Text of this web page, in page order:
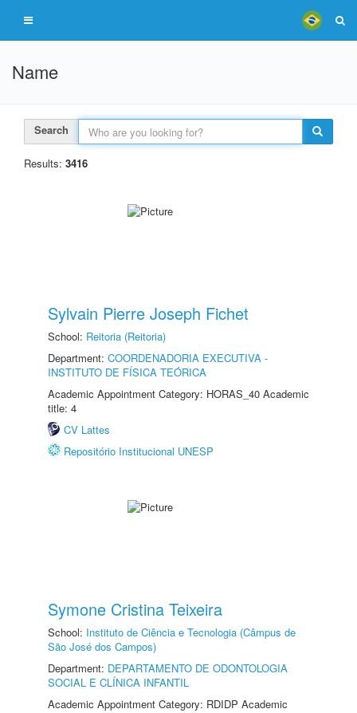
Name
Search
Results: 3416
Sylvain Pierre Joseph Fichet
School: Reitoria (Reitoria)
Department: COORDENADORIA EXECUTIVA -
INSTITUTO DE FÍSICA TEÓRICA
Academic Appointment Category: HORAS_40 Academic
title: 4
CV Lattes
Repositório Institucional UNESP
Symone Cristina Teixeira
School: Instituto de Ciência e Tecnologia (Câmpus de
São José dos Campos)
Department: DEPARTAMENTO DE ODONTOLOGIA
SOCIAL E CLÍNICA INFANTIL
Academic Appointment Category: RDIDP Academic